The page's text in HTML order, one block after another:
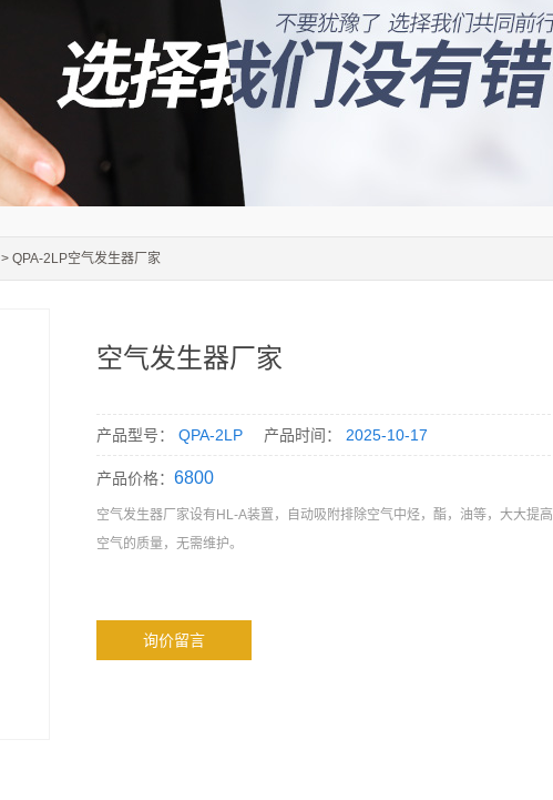
> QPA-2LP空气发生器厂家
空气发生器厂家
产品型号： QPA-2LP 产品时间： 2025-10-17
产品价格： 6800
空气发生器厂家设有HL-A装置，自动吸附排除空气中烃，酯，油等，大大提高
空气的质量，无需维护。
询价留言